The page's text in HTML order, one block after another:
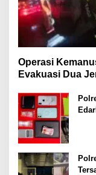
Operasi
Evakuasi Dua